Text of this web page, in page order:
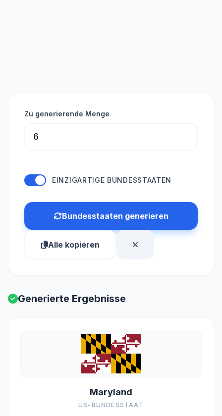
Zu generierende Menge
EINZIGARTIGE BUNDESSTAATEN
Bundesstaaten generieren
Alle kopieren
Generierte Ergebnisse
Maryland
US-BUNDESSTAAT